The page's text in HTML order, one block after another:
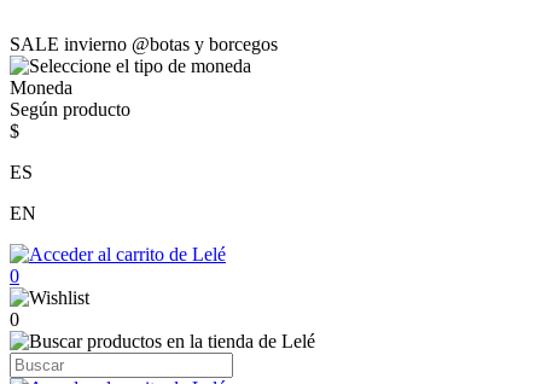
SALE invierno @botas y borcegos
Moneda
Según producto
$
ES
EN
0
0